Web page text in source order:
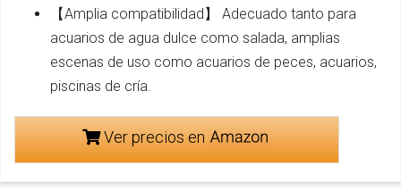
【Amplia compatibilidad】 Adecuado tanto para
acuarios de agua dulce como salada, amplias
escenas de uso como acuarios de peces, acuarios,
piscinas de cría.
Ver precios en